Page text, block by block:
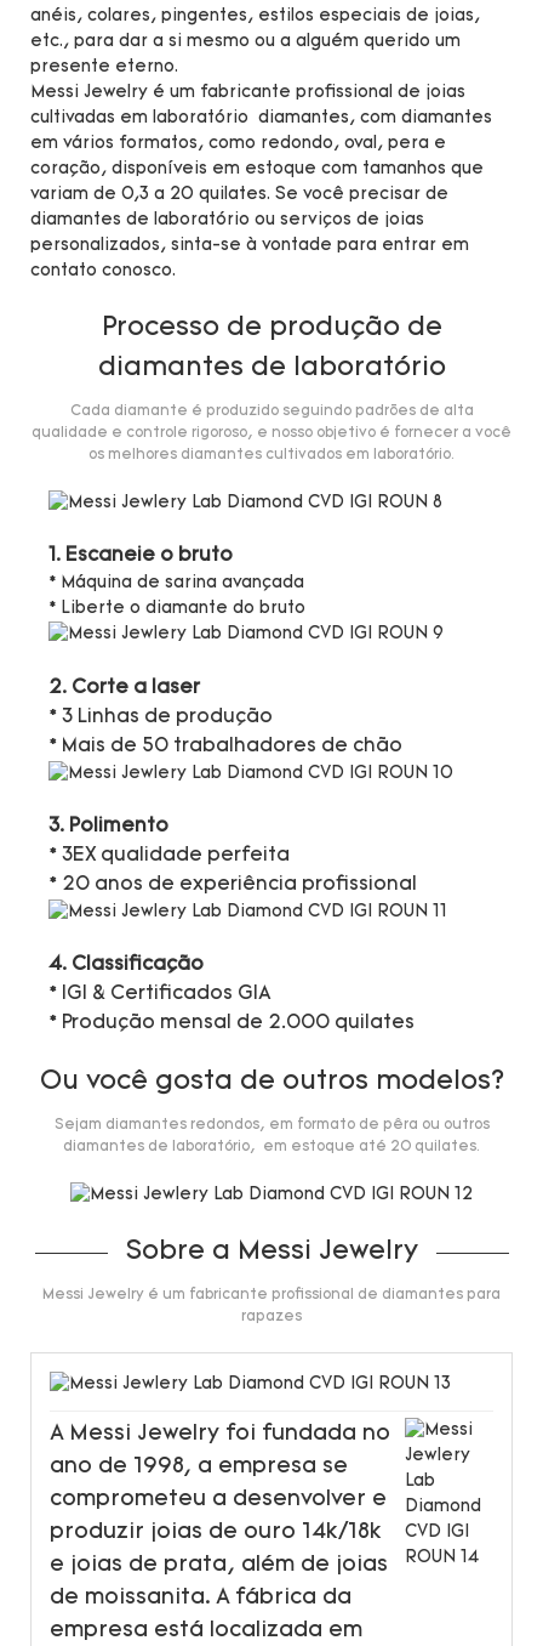
anéis, colares, pingentes, estilos especiais de joias,
etc., para dar a si mesmo ou a alguém querido um
presente eterno.
Messi Jewelry é um fabricante profissional de joias
cultivadas em laboratório diamantes, com diamantes
em vários formatos, como redondo, oval, pera e
coração, disponíveis em estoque com tamanhos que
variam de 0,3 a 20 quilates. Se você precisar de
diamantes de laboratório ou serviços de joias
personalizados, sinta-se à vontade para entrar em
contato conosco.
Processo de produção de
diamantes de laboratório
Cada diamante é produzido seguindo padrões de alta
qualidade e controle rigoroso, e nosso objetivo é fornecer a você
os melhores diamantes cultivados em laboratório.
1. Escaneie o bruto
* Máquina de sarina avançada
* Liberte o diamante do bruto
2. Corte a laser
* 3 Linhas de produção
* Mais de 50 trabalhadores de chão
3. Polimento
* 3EX qualidade perfeita
* 20 anos de experiência profissional
4. Classificação
* IGI & Certificados GIA
* Produção mensal de 2.000 quilates
Ou você gosta de outros modelos?
Sejam diamantes redondos, em formato de pêra ou outros
diamantes de laboratório, em estoque até 20 quilates.
Sobre a Messi Jewelry
Messi Jewelry é um fabricante profissional de diamantes para
rapazes
A Messi Jewelry foi fundada no
ano de 1998, a empresa se
comprometeu a desenvolver e
produzir joias de ouro 14k/18k
e joias de prata, além de joias
de moissanita. A fábrica da
empresa está localizada em